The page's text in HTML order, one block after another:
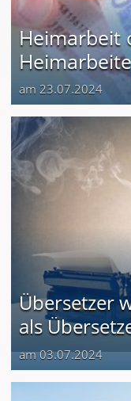
Heimarbeit
am 23.07.2024
Übersetzer
als
am 03.07.2024